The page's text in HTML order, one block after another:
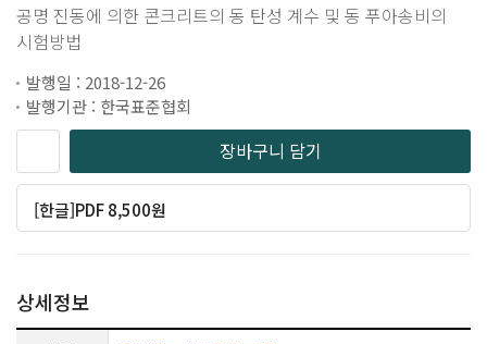
공명 진동에 의한 콘크리트의 동 탄성 계수 및 동 푸아송비의
시험방법
발행일 : 2018-12-26
발행기관 : 한국표준협회
장바구니 담기
[한글]PDF 8,500원
상세정보